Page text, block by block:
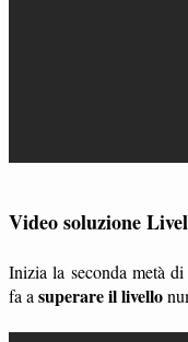
Video soluzione
Inizia la seconda metà
fa a superare il livello